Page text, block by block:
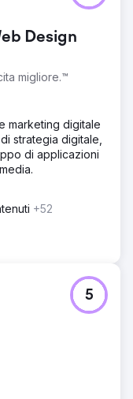
Design
migliore.™
marketing digitale
strategia digitale,
di applicazioni
+52
5